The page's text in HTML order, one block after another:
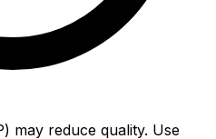
may reduce quality. Use